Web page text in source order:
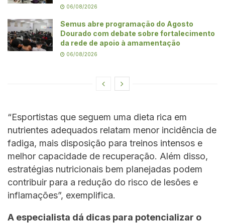
06/08/2026
Semus abre programação do Agosto
Dourado com debate sobre fortalecimento
da rede de apoio à amamentação
06/08/2026
“Esportistas que seguem uma dieta rica em
nutrientes adequados relatam menor incidência de
fadiga, mais disposição para treinos intensos e
melhor capacidade de recuperação. Além disso,
estratégias nutricionais bem planejadas podem
contribuir para a redução do risco de lesões e
inflamações”, exemplifica.
A especialista dá dicas para potencializar o